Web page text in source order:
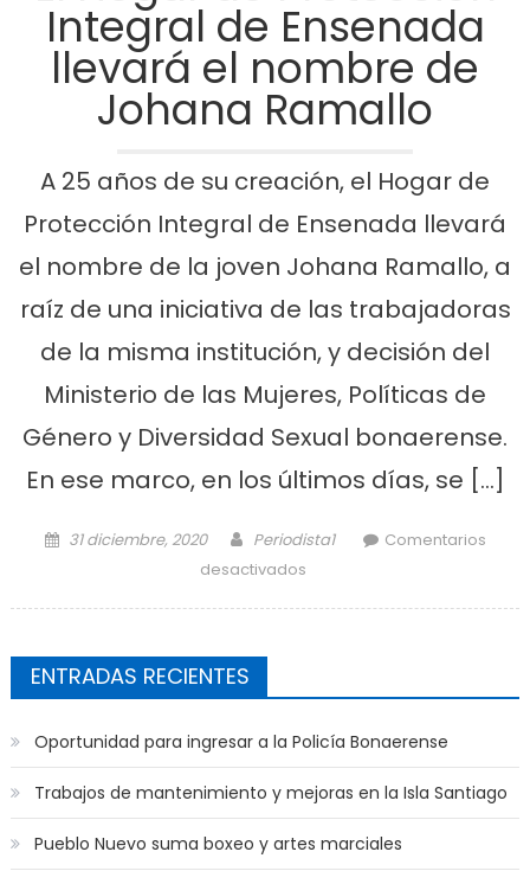
Integral de Ensenada
llevará el nombre de
Johana Ramallo
A 25 años de su creación, el Hogar de
Protección Integral de Ensenada llevará
el nombre de la joven Johana Ramallo, a
raíz de una iniciativa de las trabajadoras
de la misma institución, y decisión del
Ministerio de las Mujeres, Políticas de
Género y Diversidad Sexual bonaerense.
En ese marco, en los últimos días, se […]
Posted on
31 diciembre, 2020 Author
Periodista1
Comentarios
desactivados
ENTRADAS RECIENTES
Oportunidad para ingresar a la Policía Bonaerense
Trabajos de mantenimiento y mejoras en la Isla Santiago
Pueblo Nuevo suma boxeo y artes marciales